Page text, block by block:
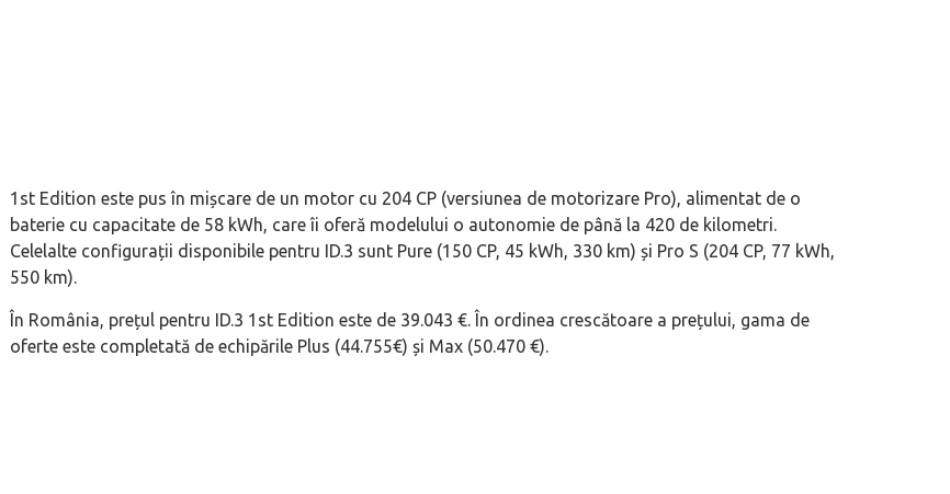
1st Edition este pus în mișcare de un motor cu 204 CP (versiunea de motorizare Pro), alimentat de o
baterie cu capacitate de 58 kWh, care îi oferă modelului o autonomie de până la 420 de kilometri.
Celelalte configurații disponibile pentru ID.3 sunt Pure (150 CP, 45 kWh, 330 km) și Pro S (204 CP, 77 kWh,
550 km).
În România, prețul pentru ID.3 1st Edition este de 39.043 €. În ordinea crescătoare a prețului, gama de
oferte este completată de echipările Plus (44.755€) și Max (50.470 €).